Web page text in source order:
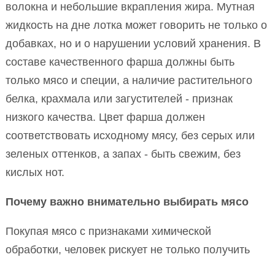
волокна и небольшие вкрапления жира. Мутная
жидкость на дне лотка может говорить не только о
добавках, но и о нарушении условий хранения. В
составе качественного фарша должны быть
только мясо и специи, а наличие растительного
белка, крахмала или загустителей - признак
низкого качества. Цвет фарша должен
соответствовать исходному мясу, без серых или
зеленых оттенков, а запах - быть свежим, без
кислых нот.
Почему важно внимательно выбирать мясо
Покупая мясо с признаками химической
обработки, человек рискует не только получить